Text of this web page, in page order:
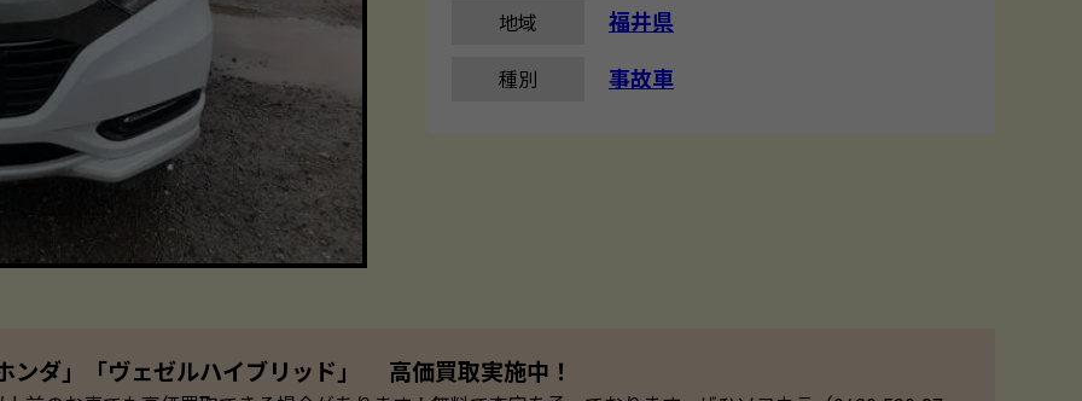
地域 福井県
種別 事故車
ンダ」「ヴェゼルハイブリッド」 高価買取実施中！